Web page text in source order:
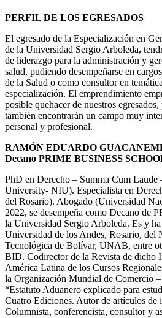
PERFIL DE LOS EGRESADOS
El egresado de la Especialización en
de la Universidad Sergio Arboleda,
de liderazgo para la administración y
salud, pudiendo desempeñarse en
de la Salud o como consultor en
especialización. El emprendimiento
posible quehacer de nuestros
también encontrarán un campo muy
personal y profesional.
RAMÓN EDUARDO
Decano PRIME BUSINESS
PhD en Derecho – Summa Cum
University- NIU). Especialista en
del Rosario). Abogado (Universidad
2022, se desempeña como Decano de
la Universidad Sergio Arboleda. Es y
Universidad de los Andes, Rosario,
Tecnológica de Bolívar, UNAB, entre
BID. Codirector de la Revista de dicho
América Latina de los Cursos
la Organización Mundial de Comercio
“Estatuto Aduanero explicado para
Cuatro Ediciones. Autor de artículos de
Columnista, conferencista, consultor y